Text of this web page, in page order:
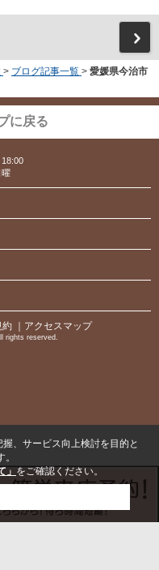
> ブログ記事一覧 > 愛媛県今治市
に戻る
曜
約 ｜アクセスマップ
rights reserved.
、サービス向上検討を目的と
」 をご確認ください。